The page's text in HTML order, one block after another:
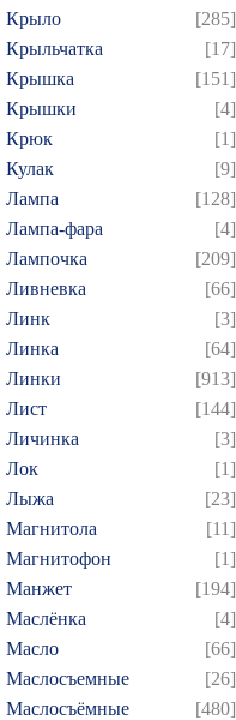
Крыло
[285]
Крыльчатка
[17]
Крышка
[151]
Крышки
[4]
Крюк
[1]
Кулак
[9]
Лампа
[128]
Лампа-фара
[4]
Лампочка
[209]
Ливневка
[66]
Линк
[3]
Линка
[64]
Линки
[913]
Лист
[144]
Личинка
[3]
Лок
[1]
Лыжа
[23]
Магнитола
[11]
Магнитофон
[1]
Манжет
[194]
Маслёнка
[4]
Масло
[66]
Маслосъемные
[26]
Маслосъёмные
[480]